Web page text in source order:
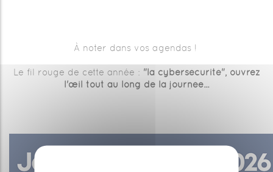
À noter dans vos agendas !
Le fil rouge de cette année : "la cybersécurité", ouvrez
l'œil tout au long de la journée...